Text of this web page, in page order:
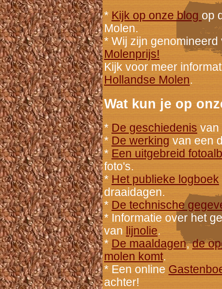
* Kijk op onze blog op
Molen.
* Wij zijn
Molenprijs!
Kijk voor meer
Hollandse Molen.
Wat kun je op
*De geschiedenis van
*De werkingvan een
* Een uitgebreid
foto's.
* Het publieke logboek
draaidagen.
*De technische
* Informatie over het
van lijnolie.
* De maaldagen,de
molen komt.
* Een online
achter!